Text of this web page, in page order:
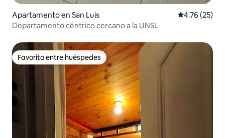
Apartamento en San Luis Calificación
4.76 (25)
Departamento céntrico cercano a la UNSL
Favorito entre huéspedes
Favorito entre huéspedes